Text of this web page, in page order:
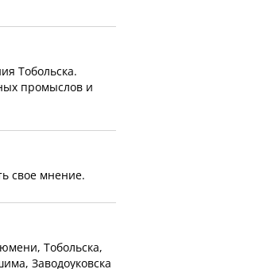
Тобольска.
промыслов и
свое мнение.
Тобольска,
Заводоуковска